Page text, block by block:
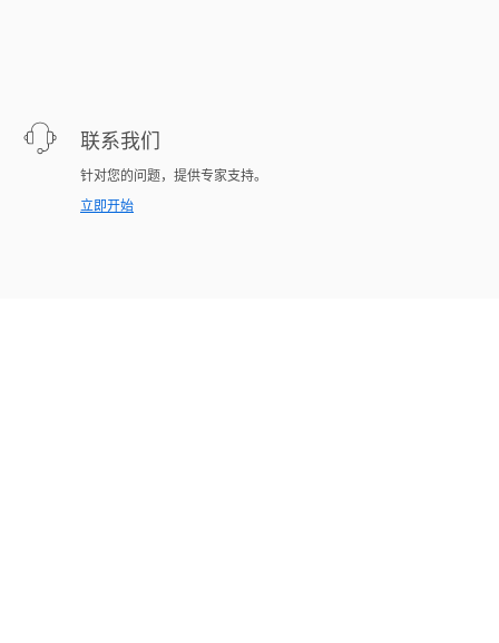
联系我们
针对您的问题，提供专家支持。
立即开始